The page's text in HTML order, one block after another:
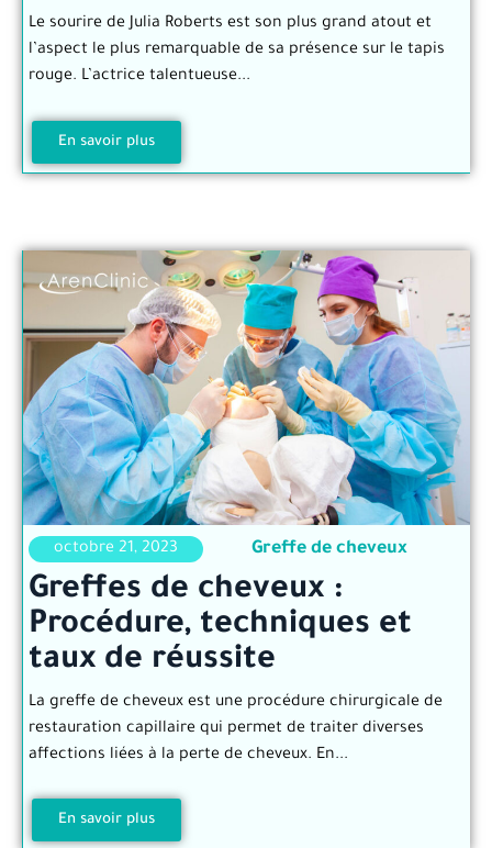
Le sourire de Julia Roberts est son plus grand atout et
l’aspect le plus remarquable de sa présence sur le tapis
rouge. L’actrice talentueuse...
En savoir plus
octobre 21, 2023 Greffe de cheveux
Greffes de cheveux :
Procédure, techniques et
taux de réussite
La greffe de cheveux est une procédure chirurgicale de
restauration capillaire qui permet de traiter diverses
affections liées à la perte de cheveux. En...
En savoir plus